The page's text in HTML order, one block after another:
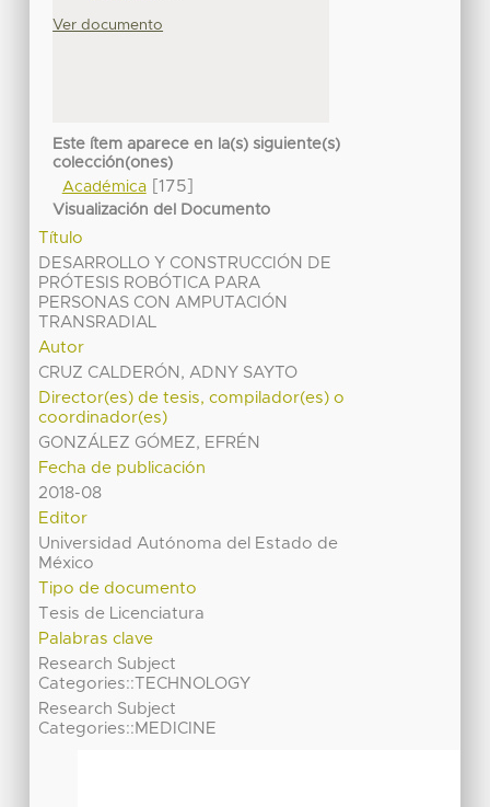
Ver documento
Este ítem aparece en la(s) siguiente(s)
colección(ones)
Académica[175]
Visualización del Documento
Título
DESARROLLO Y CONSTRUCCIÓN DE
PRÓTESIS ROBÓTICA PARA
PERSONAS CON AMPUTACIÓN
TRANSRADIAL
Autor
CRUZ CALDERÓN, ADNY SAYTO
Director(es) de tesis, compilador(es) o
coordinador(es)
GONZÁLEZ GÓMEZ, EFRÉN
Fecha de publicación
2018-08
Editor
Universidad Autónoma del Estado de
México
Tipo de documento
Tesis de Licenciatura
Palabras clave
Research Subject
Categories::TECHNOLOGY
Research Subject
Categories::MEDICINE